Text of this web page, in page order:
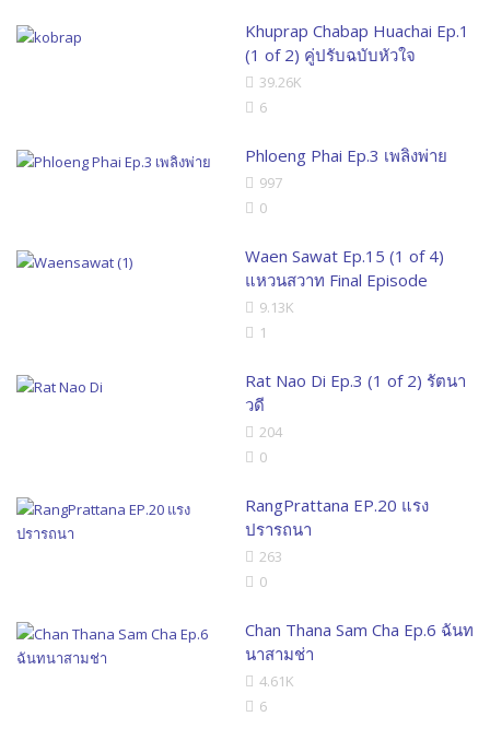
Khuprap Chabap Huachai Ep.1
(1 of 2) คู่ปรับฉบับหัวใจ
39.26K
6
Phloeng Phai Ep.3 เพลิงพ่าย
997
0
Waen Sawat Ep.15 (1 of 4)
แหวนสวาท Final Episode
9.13K
1
Rat Nao Di Ep.3 (1 of 2) รัตนา
วดี
204
0
RangPrattana EP.20 แรง
ปรารถนา
263
0
Chan Thana Sam Cha Ep.6 ฉันท
นาสามช่า
4.61K
6